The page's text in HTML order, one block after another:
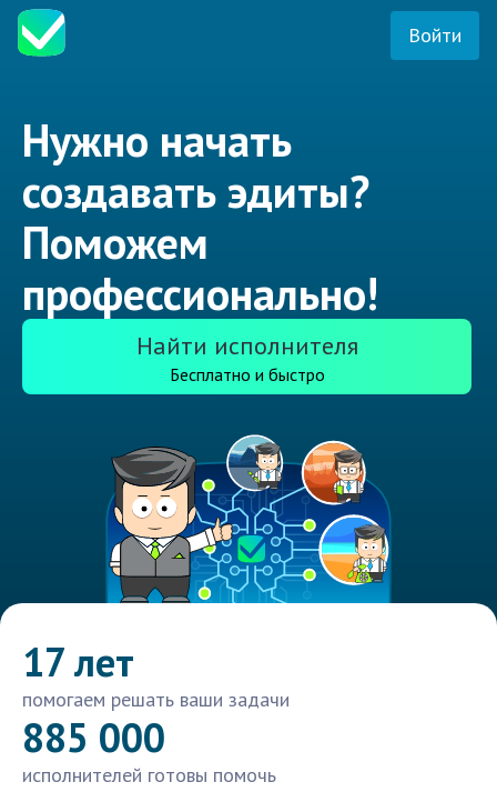
Войти
Нужно начать
создавать эдиты?
Поможем
профессионально!
Найти исполнителя
Бесплатно и быстро
17 лет
помогаем решать ваши задачи
885 000
исполнителей готовы помочь